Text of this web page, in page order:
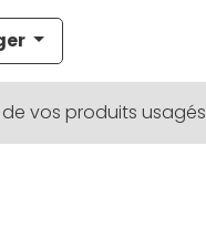
de vos produits usagés